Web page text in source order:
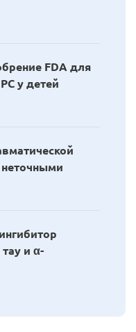
FDA для
у детей
неточными
и α-